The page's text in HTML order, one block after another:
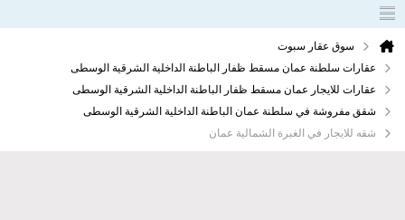
سوق عقار سبوت
عقارات سلطنة عمان مسقط ظفار الباطنة الداخلية الشرقية الوسطى
عقارات للايجار عمان مسقط ظفار الباطنة الداخلية الشرقية الوسطى
شقق مفروشة في سلطنة عمان الباطنة الداخلية الشرقية الوسطى
شقه للايجار في الغبرة الشمالية عمان